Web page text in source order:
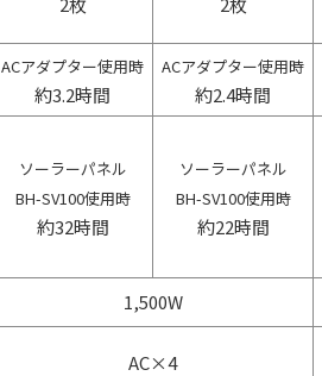
ACアダプター使用時
約3.2時間
ACアダプター使用時
約2.4時間
ソーラーパネル
BH-SV100使用時
約32時間
ソーラーパネル
BH-SV100使用時
約22時間
1,500W
AC×4